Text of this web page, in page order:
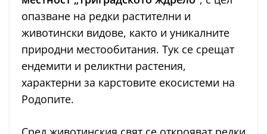
опазване на редки растителни и
животински видове, както и уникалните
природни местообитания. Тук се срещат
ендемити и реликтни растения,
характерни за карстовите екосистеми на
Родопите.